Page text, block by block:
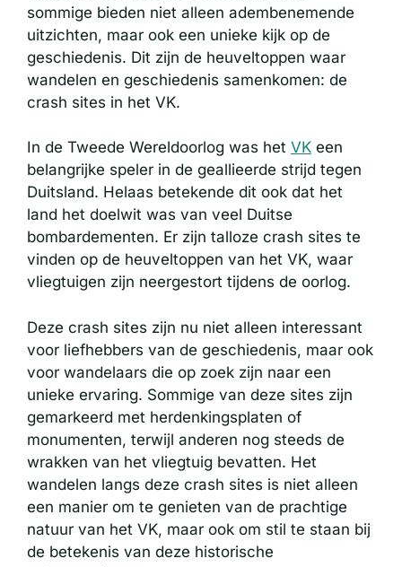
sommige bieden niet alleen adembenemende
uitzichten, maar ook een unieke kijk op de
geschiedenis. Dit zijn de heuveltoppen waar
wandelen en geschiedenis samenkomen: de
crash sites in het VK.
In de Tweede Wereldoorlog was het VK een
belangrijke speler in de geallieerde strijd tegen
Duitsland. Helaas betekende dit ook dat het
land het doelwit was van veel Duitse
bombardementen. Er zijn talloze crash sites te
vinden op de heuveltoppen van het VK, waar
vliegtuigen zijn neergestort tijdens de oorlog.
Deze crash sites zijn nu niet alleen interessant
voor liefhebbers van de geschiedenis, maar ook
voor wandelaars die op zoek zijn naar een
unieke ervaring. Sommige van deze sites zijn
gemarkeerd met herdenkingsplaten of
monumenten, terwijl anderen nog steeds de
wrakken van het vliegtuig bevatten. Het
wandelen langs deze crash sites is niet alleen
een manier om te genieten van de prachtige
natuur van het VK, maar ook om stil te staan bij
de betekenis van deze historische